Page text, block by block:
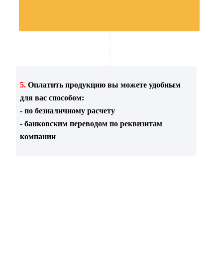
5. Оплатить продукцию вы можете удобным
для вас способом:
- по безналичному расчету
- банковским переводом по реквизитам
компании